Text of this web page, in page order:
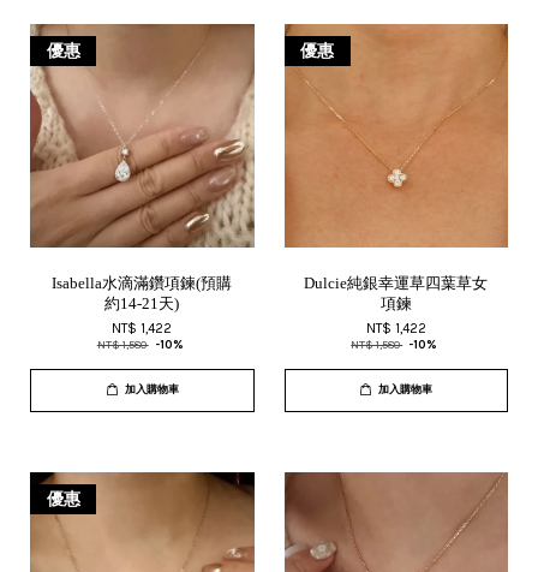
優惠
Isabella水滴滿鑽項鍊(預購
約14-21天)
NT$ 1,422
NT$ 1,580 -10%
加入購物車
優惠
Dulcie純銀幸運草四葉草女
項鍊
NT$ 1,422
NT$ 1,580 -10%
加入購物車
優惠